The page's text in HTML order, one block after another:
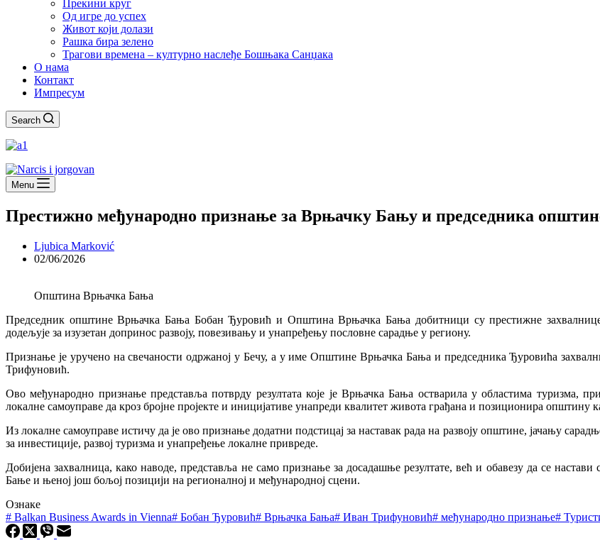
Прекини круг
Од игре до успех
Живот који долази
Рашка бира зелено
Трагови времена – културно наслеђе Бошњака Санџака
О нама
Контакт
Импресум
Search
Menu
Престижно међународно признање за Врњачку Бању и председника
Ljubica Marković
02/06/2026
Општина Врњачка Бања
Председник општине Врњачка Бања Бобан Ђуровић и Општина Врњачка Бања добитници су престижне
додељује за изузетан допринос развоју, повезивању и унапређењу пословне сарадње у региону.
Признање је уручено на свечаности одржаној у Бечу, а у име Општине Врњачка Бања и председника Ђуровића
Трифуновић.
Ово међународно признање представља потврду резултата које је Врњачка Бања остварила у областима туризма,
локалне самоуправе да кроз бројне пројекте и иницијативе унапреди квалитет живота грађана и позиционира општину
Из локалне самоуправе истичу да је ово признање додатни подстицај за наставак рада на развоју општине, јачању
за инвестиције, развој туризма и унапређење локалне привреде.
Добијена захвалница, како наводе, представља не само признање за досадашње резултате, већ и обавезу да се
Бање и њеној још бољој позицији на регионалној и међународној сцени.
Ознаке
# Balkan Business Awards in Vienna# Бобан Ђуровић# Врњачка Бања# Иван Трифуновић# међународно признање#